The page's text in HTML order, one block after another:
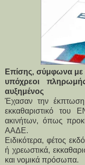
Επίσης, σύμφωνα με
υπόχρεοι
αυξημένος
Έχασαν την
εκκαθαριστικό του
ακινήτων, όπως
ΑΑΔΕ.
Ειδικότερα, φέτος
ή χρεωστικά,
και νομικά πρόσωπα.